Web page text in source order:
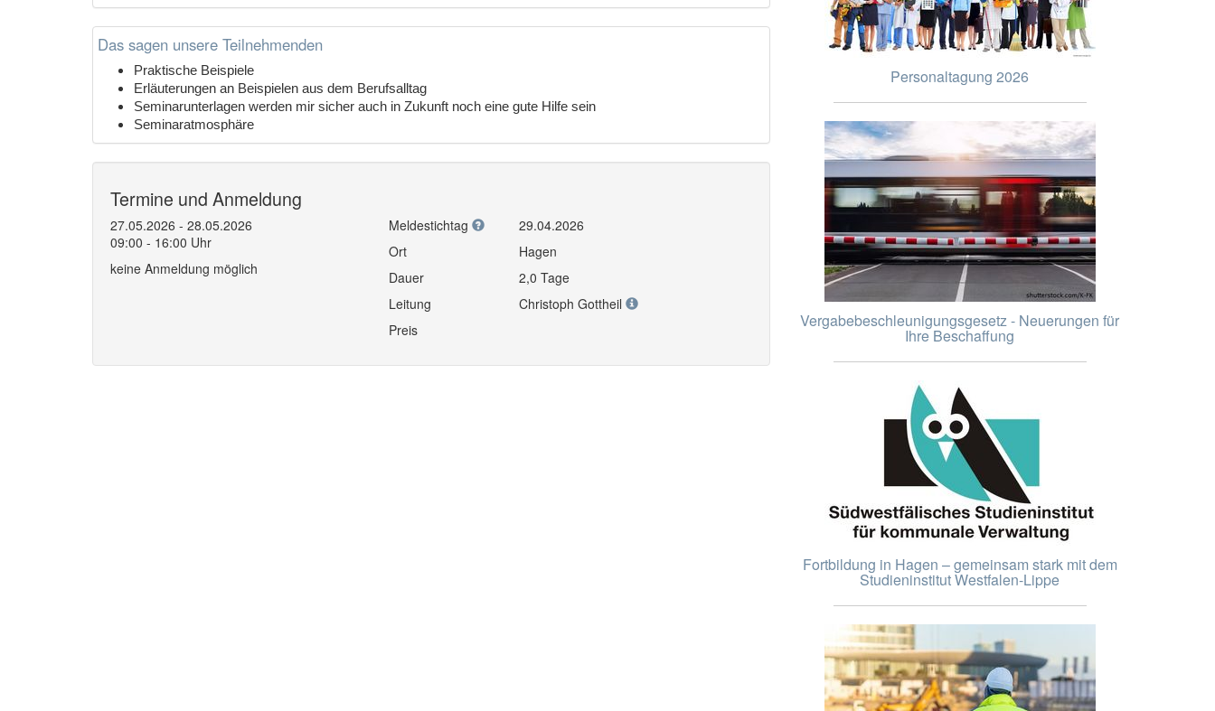
Das sagen unsere Teilnehmenden
Praktische Beispiele
Erläuterungen an Beispielen aus dem Berufsalltag
Seminarunterlagen werden mir sicher auch in Zukunft noch eine gute Hilfe sein
Seminaratmosphäre
Termine und Anmeldung
27.05.2026 - 28.05.2026
09:00 - 16:00 Uhr
keine Anmeldung möglich
Meldestichtag
29.04.2026
Ort
Hagen
Dauer
2,0 Tage
Leitung
Christoph Gottheil
Preis
Personaltagung 2026
Vergabebeschleunigungsgesetz - Neuerungen für
Ihre Beschaffung
Fortbildung in Hagen – gemeinsam stark mit dem
Studieninstitut Westfalen-Lippe